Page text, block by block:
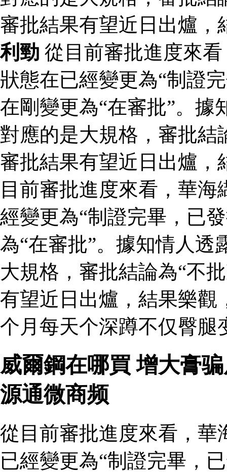
審批結果有望近日出爐
利勁 從目前審批進度來
狀態在已經變更為“制證
在剛變更為“在審批”。據
對應的是大規格，審批結
審批結果有望近日出爐，
目前審批進度來看，華
經變更為“制證完畢，已
為“在審批”。據知情人透
大規格，審批結論為“不
有望近日出爐，結果樂
个月每天个深蹲不仅臀腿
威爾鋼在哪買 增大膏
源通微商频
從目前審批進度來看，華
已經變更為“制證完畢，